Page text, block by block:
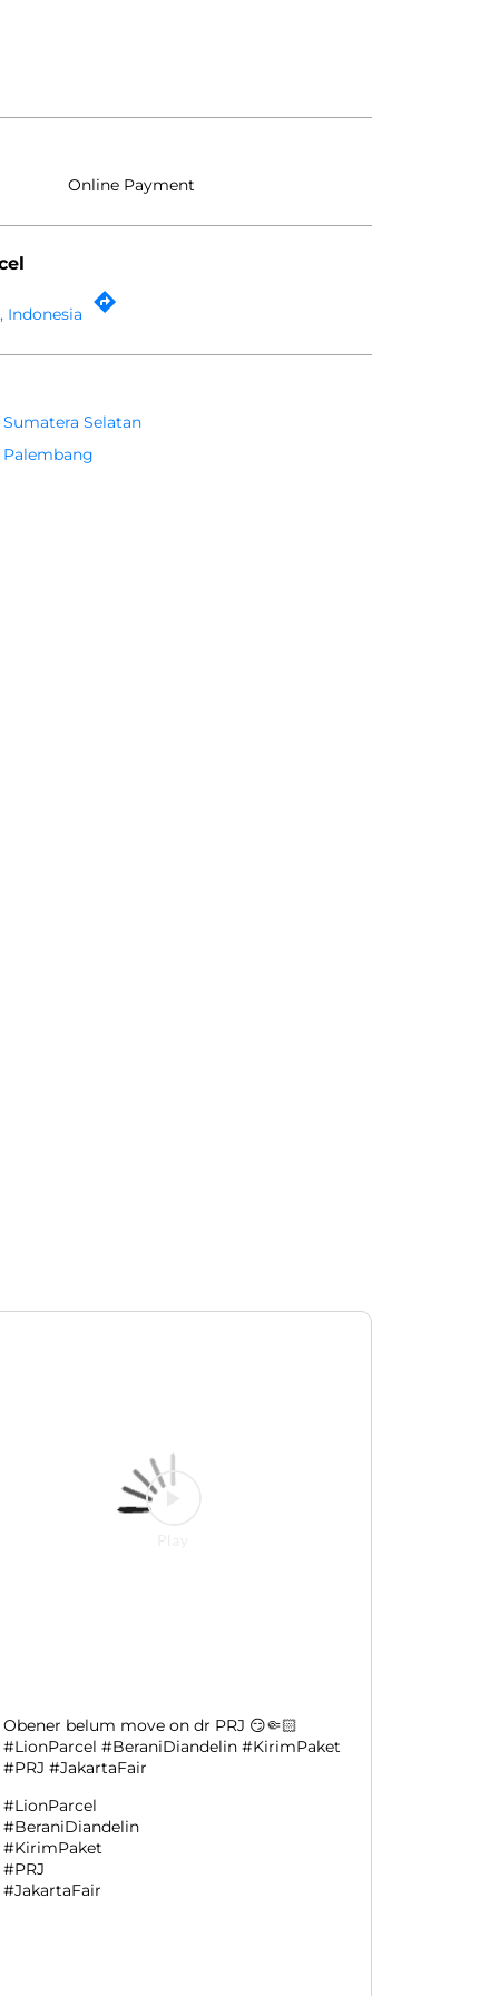
Online Payment
Indonesia
Sumatera Selatan
Palembang
Obener belum move on dr PRJ 😏🤏🏻
#LionParcel #BeraniDiandelin #KirimPaket
#PRJ #JakartaFair
#LionParcel
#BeraniDiandelin
#KirimPaket
#PRJ
#JakartaFair